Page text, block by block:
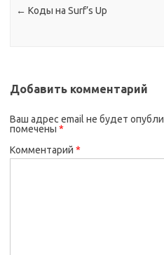
← Коды на Surf’s Up
Добавить комментарий
Ваш адрес email не будет
помечены *
Комментарий *